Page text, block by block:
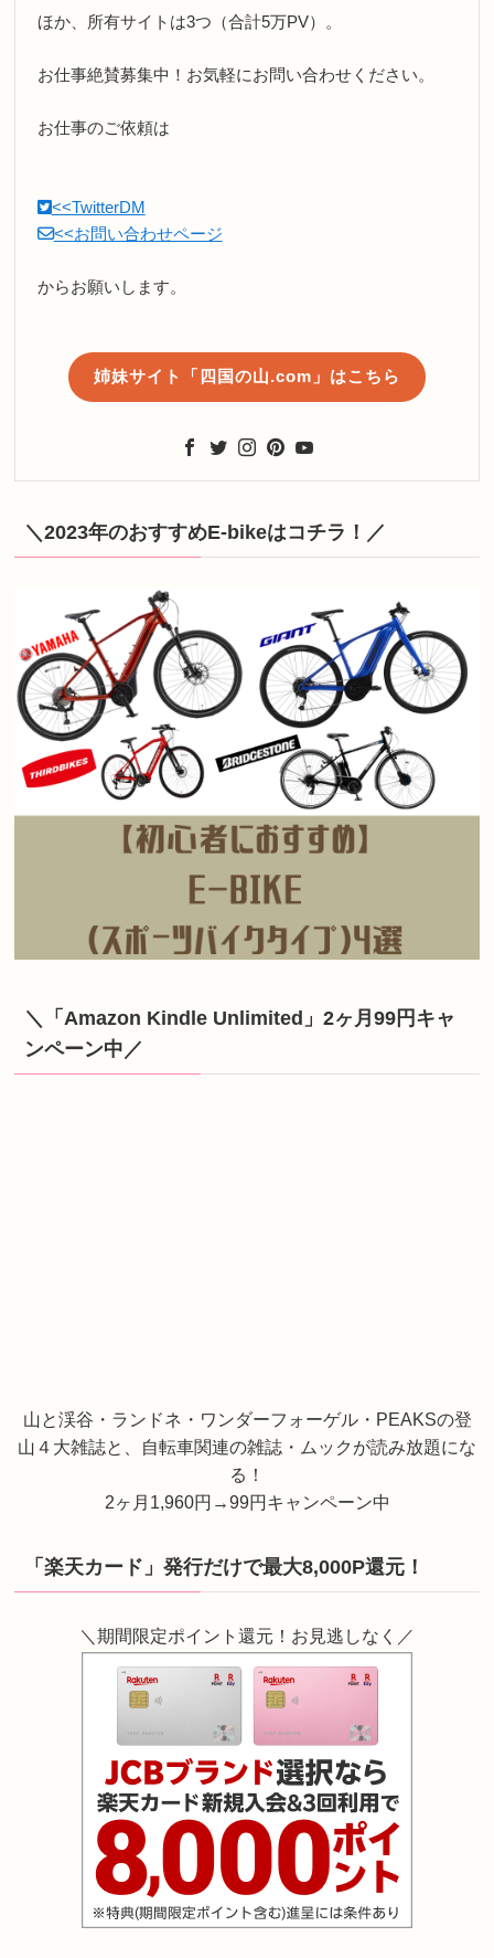
ほか、所有サイトは3つ（合計5万PV）。
お仕事絶賛募集中！お気軽にお問い合わせください。
お仕事のご依頼は
<<TwitterDM
<<お問い合わせページ
からお願いします。
姉妹サイト「四国の山.com」はこちら
＼2023年のおすすめE-bikeはコチラ！／
＼「Amazon Kindle Unlimited」2ヶ月99円キャ
ンペーン中／
山と渓谷・ランドネ・ワンダーフォーゲル・PEAKSの登
山４大雑誌と、自転車関連の雑誌・ムックが読み放題にな
る！
2ヶ月1,960円→99円キャンペーン中
「楽天カード」発行だけで最大8,000P還元！
＼期間限定ポイント還元！お見逃しなく／